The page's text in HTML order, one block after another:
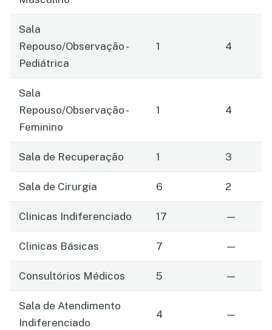
Sala
Repouso/Observação -
Pediátrica
1 4
Sala
Repouso/Observação -
Feminino
1 4
Sala de Recuperação 1 3
Sala de Cirurgia 6 2
Clinicas Indiferenciado 17 —
Clinicas Básicas 7 —
Consultórios Médicos 5 —
Sala de Atendimento
Indiferenciado
4 —